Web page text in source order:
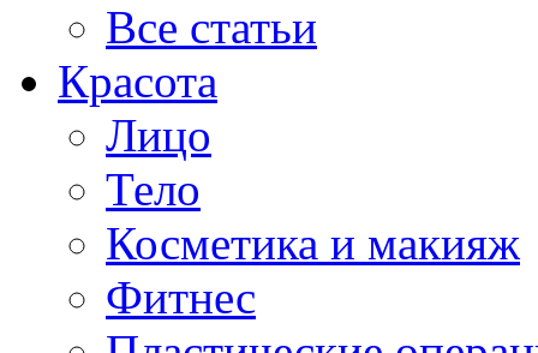
Все статьи
Красота
Лицо
Тело
Косметика и макияж
Фитнес